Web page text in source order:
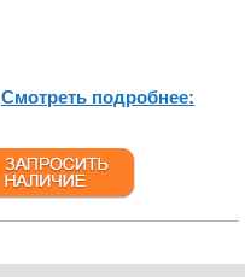
Смотреть подробнее: